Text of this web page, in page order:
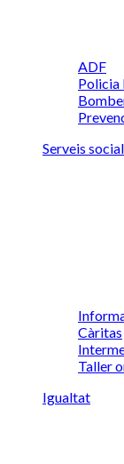
ADF
Policia
Serveis
Càritas
Taller
Igualtat